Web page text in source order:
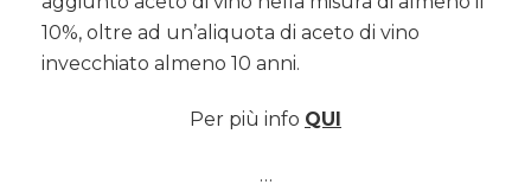
10%, oltre ad un’aliquota di aceto di vino
invecchiato almeno 10 anni.
Per più info QUI
…